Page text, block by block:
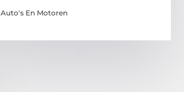
Auto's En Motoren